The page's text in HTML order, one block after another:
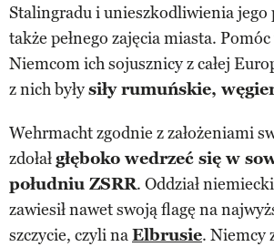
Stalingradu i unieszkodliwienia jego
także pełnego zajęcia miasta.
Niemcom ich sojusznicy z całej
z nich byłysiły rumuńskie,
Wehrmacht zgodnie z założeniami
zdołałgłęboko wedrzeć się w
południu ZSRR. Oddział
zawiesił nawet swoją flagę na
szczycie, czyli naElbrusie. Niemcy